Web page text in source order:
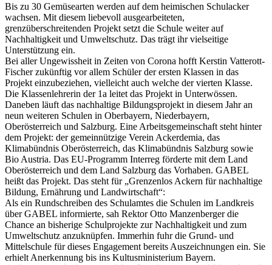
Bis zu 30 Gemüsearten werden auf dem heimischen Schulacker
wachsen. Mit diesem liebevoll ausgearbeiteten,
grenzüberschreitenden Projekt setzt die Schule weiter auf
Nachhaltigkeit und Umweltschutz. Das trägt ihr vielseitige
Unterstützung ein.
Bei aller Ungewissheit in Zeiten von Corona hofft Kerstin Vatterott-
Fischer zukünftig vor allem Schüler der ersten Klassen in das
Projekt einzubeziehen, vielleicht auch welche der vierten Klasse.
Die Klassenlehrerin der 1a leitet das Projekt in Unterwössen.
Daneben läuft das nachhaltige Bildungsprojekt in diesem Jahr an
neun weiteren Schulen in Oberbayern, Niederbayern,
Oberösterreich und Salzburg. Eine Arbeitsgemeinschaft steht hinter
dem Projekt: der gemeinnützige Verein Ackerdemia, das
Klimabündnis Oberösterreich, das Klimabündnis Salzburg sowie
Bio Austria. Das EU-Programm Interreg förderte mit dem Land
Oberösterreich und dem Land Salzburg das Vorhaben. GABEL
heißt das Projekt. Das steht für „Grenzenlos Ackern für nachhaltige
Bildung, Ernährung und Landwirtschaft“:
Als ein Rundschreiben des Schulamtes die Schulen im Landkreis
über GABEL informierte, sah Rektor Otto Manzenberger die
Chance an bisherige Schulprojekte zur Nachhaltigkeit und zum
Umweltschutz anzuknüpfen. Immerhin fuhr die Grund- und
Mittelschule für dieses Engagement bereits Auszeichnungen ein. Sie
erhielt Anerkennung bis ins Kultusministerium Bayern.